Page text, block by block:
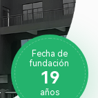
Fecha de
fundación
19
años